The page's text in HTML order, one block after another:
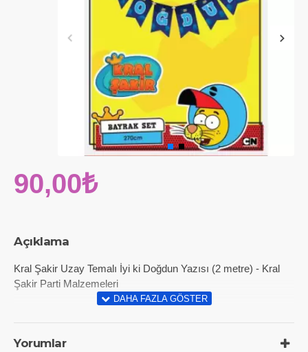
Açıklama
Kral Şakir Uzay Temalı İyi ki Doğdun Yazısı (2 metre) - Kral
Şakir Parti Malzemeleri
Yorumlar
90,00₺